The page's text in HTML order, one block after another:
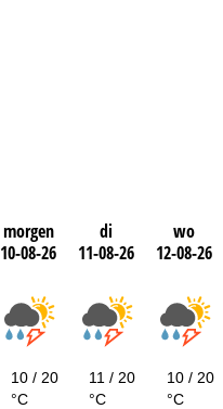
morgen
10-08-26
di
11-08-26
wo
12-08-26
10 / 20
°C
11 / 20
°C
10 / 20
°C